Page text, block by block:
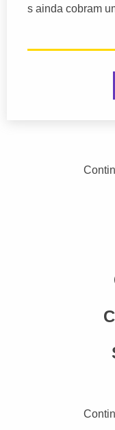
s ainda cobram